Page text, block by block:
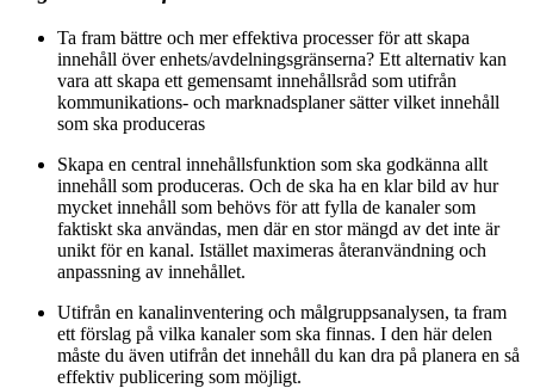
Ta fram bättre och mer effektiva processer för att skapa
innehåll över enhets/avdelningsgränserna? Ett alternativ kan
vara att skapa ett gemensamt innehållsråd som utifrån
kommunikations- och marknadsplaner sätter vilket innehåll
som ska produceras
Skapa en central innehållsfunktion som ska godkänna allt
innehåll som produceras. Och de ska ha en klar bild av hur
mycket innehåll som behövs för att fylla de kanaler som
faktiskt ska användas, men där en stor mängd av det inte är
unikt för en kanal. Istället maximeras återanvändning och
anpassning av innehållet.
Utifrån en kanalinventering och målgruppsanalysen, ta fram
ett förslag på vilka kanaler som ska finnas. I den här delen
måste du även utifrån det innehåll du kan dra på planera en så
effektiv publicering som möjligt.